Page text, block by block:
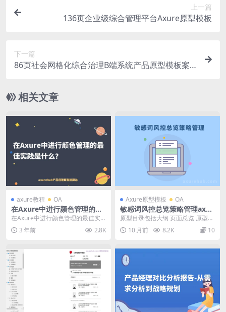
上一篇
136页企业级综合管理平台Axure原型模板
下一篇
86页社会网格化综合治理B端系统产品原型模板案
相关文章
axure教程 OA
在Axure中进行颜色管理的最
佳实践是什么？
在Axure中进行颜色管理的最佳实
践包括以下几个方面： 第一，使用
全局样式。Ax...
3 年前 2.8K
Axure原型模板 OA
敏感词风控总览策略管理axur
e原型
原型目录包括大纲 页面总览 原型图
导航栏 数据统计 内容处理 用户命
中 文字命...
10 月前 8.2K 10